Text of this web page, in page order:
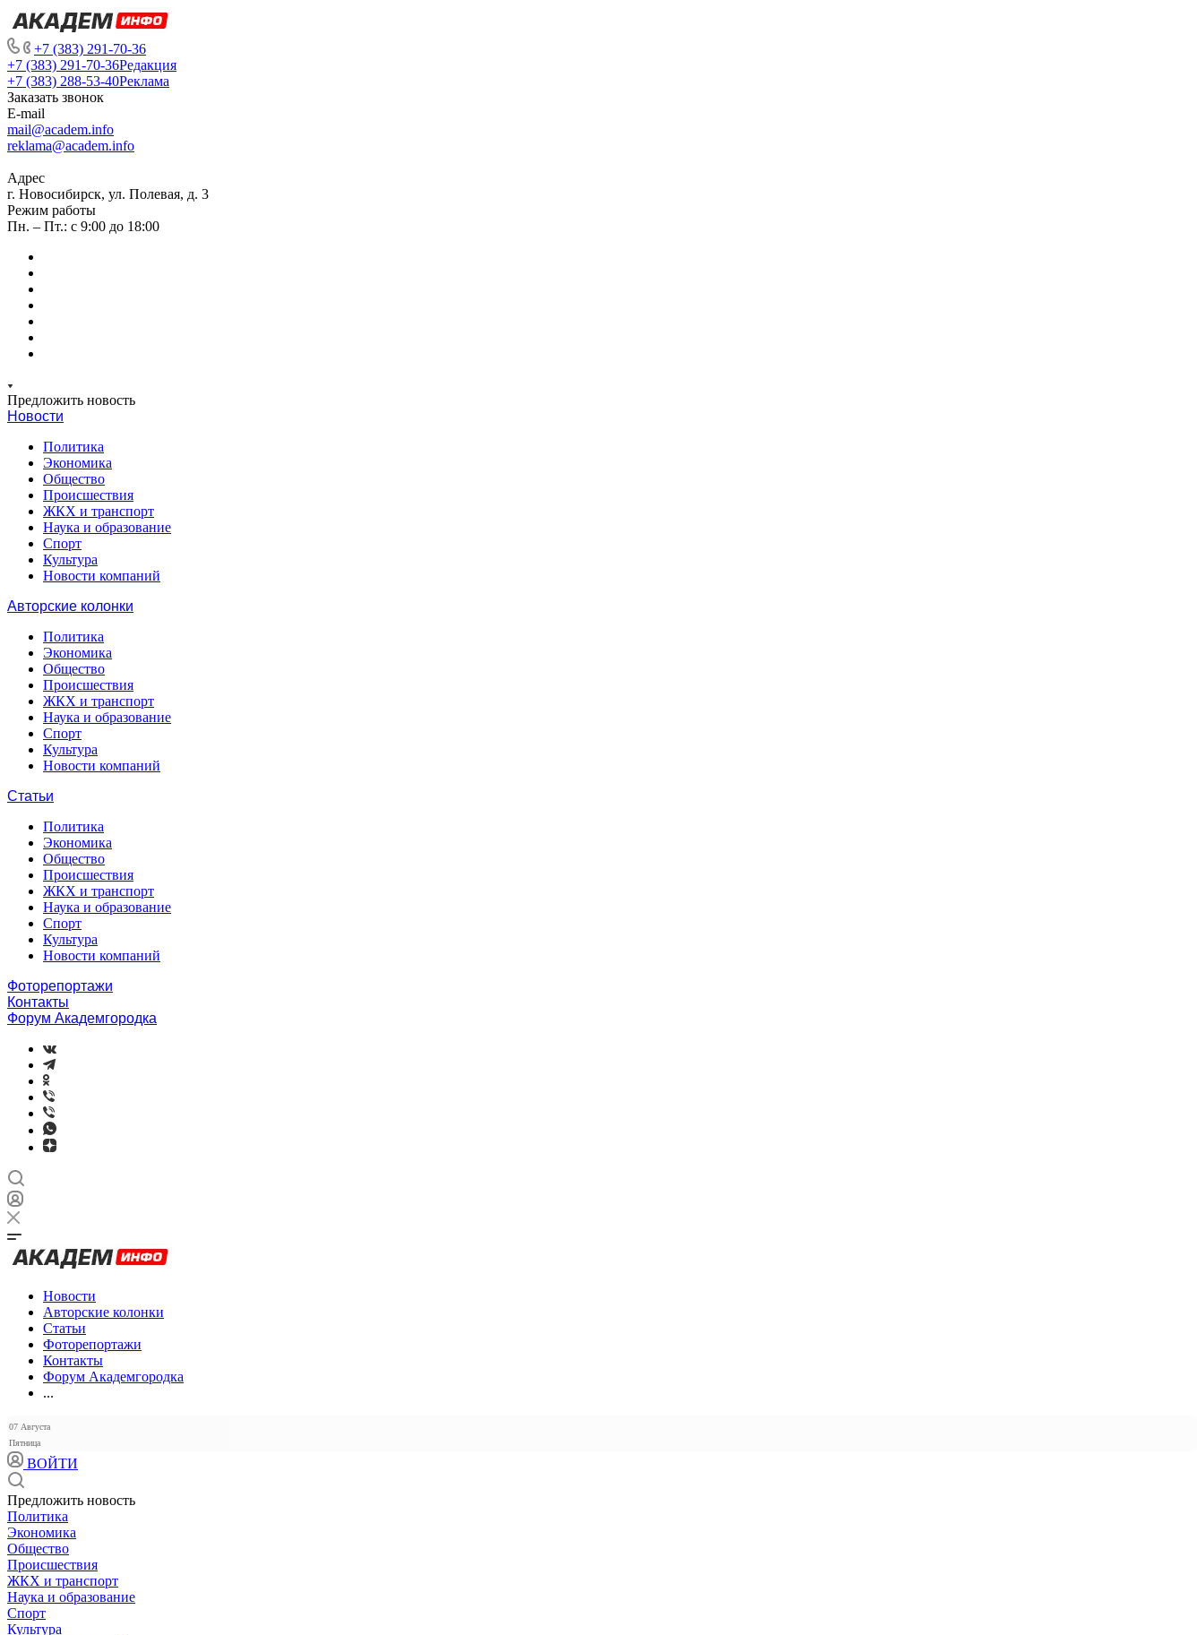
+7 (383) 291-70-36
+7 (383) 291-70-36Редакция
+7 (383) 288-53-40Реклама
Заказать звонок
E-mail
mail@academ.info
reklama@academ.info
Адрес
г. Новосибирск, ул. Полевая, д. 3
Режим работы
Пн. – Пт.: с 9:00 до 18:00
Предложить новость
Новости
Политика
Экономика
Общество
Происшествия
ЖКХ и транспорт
Наука и образование
Спорт
Культура
Новости компаний
Авторские колонки
Политика
Экономика
Общество
Происшествия
ЖКХ и транспорт
Наука и образование
Спорт
Культура
Новости компаний
Статьи
Политика
Экономика
Общество
Происшествия
ЖКХ и транспорт
Наука и образование
Спорт
Культура
Новости компаний
Фоторепортажи
Контакты
Форум Академгородка
Новости
Авторские колонки
Статьи
Фоторепортажи
Контакты
Форум Академгородка
...
07 Августа
Пятница
ВОЙТИ
Предложить новость
Политика
Экономика
Общество
Происшествия
ЖКХ и транспорт
Наука и образование
Спорт
Культура